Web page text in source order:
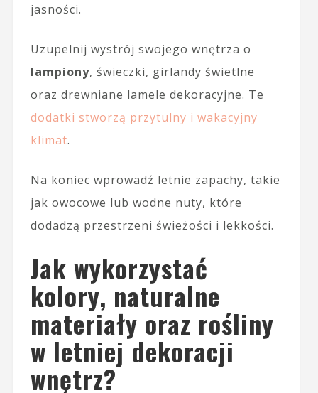
jasności.
Uzupelnij wystrój swojego wnętrza o
lampiony, świeczki, girlandy świetlne
oraz drewniane lamele dekoracyjne. Te
dodatki stworzą przytulny i wakacyjny
klimat.
Na koniec wprowadź letnie zapachy, takie
jak owocowe lub wodne nuty, które
dodadzą przestrzeni świeżości i lekkości.
Jak wykorzystać
kolory, naturalne
materiały oraz rośliny
w letniej dekoracji
wnętrz?